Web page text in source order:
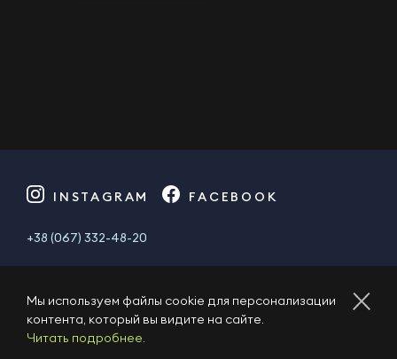
Мы используем файлы cookie для персонализации
контента, который вы видите на сайте.
Читать подробнее.
INSTAGRAM FACEBOOK
+38 (067) 332-48-20
school@1plus1.tv